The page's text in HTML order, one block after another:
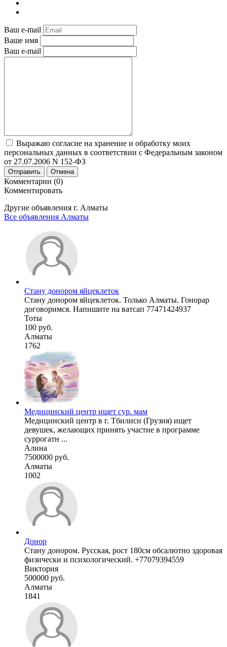
Ваш e-mail
Ваше имя
Ваш e-mail
Выражаю согласие на хранение и обработку моих
персональных данных в соответствии с Федеральным законом
от 27.07.2006 N 152-ФЗ
Отправить Отмена
Комментарии (0)
Комментировать
Другие объявления г. Алматы
Все объявления Алматы
Стану донором яйцеклеток
Стану донором яйцеклеток. Только Алматы. Гонорар
договоримся. Напишите на ватсап 77471424937
Тоты
100 руб.
Алматы
1762
Медицинский центр ищет сур. мам
Медицинский центр в г. Тбилиси (Грузия) ищет
девушек, желающих принять участие в программе
суррогатн ...
Алина
7500000 руб.
Алматы
1002
Донор
Стану донором. Русская, рост 180см обсалютно здоровая
физически и психологический. +77079394559
Виктория
500000 руб.
Алматы
1841